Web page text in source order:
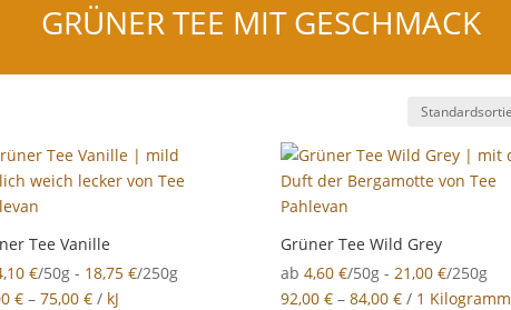
GRÜNER TEE MIT GESCHMACK
Tee Vanille
€/50g - 18,75€/250g
€ –75,00€ / kJ
Grüner Tee Wild Grey
ab4,60€/50g -21,00€/250g
92,00€ –84,00€ / 1 Kilogramm